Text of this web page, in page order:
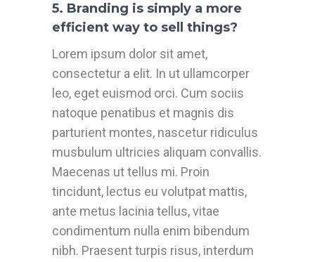
5. Branding is simply a more
efficient way to sell things?
Lorem ipsum dolor sit amet,
consectetur a elit. In ut ullamcorper
leo, eget euismod orci. Cum sociis
natoque penatibus et magnis dis
parturient montes, nascetur ridiculus
musbulum ultricies aliquam convallis.
Maecenas ut tellus mi. Proin
tincidunt, lectus eu volutpat mattis,
ante metus lacinia tellus, vitae
condimentum nulla enim bibendum
nibh. Praesent turpis risus, interdum